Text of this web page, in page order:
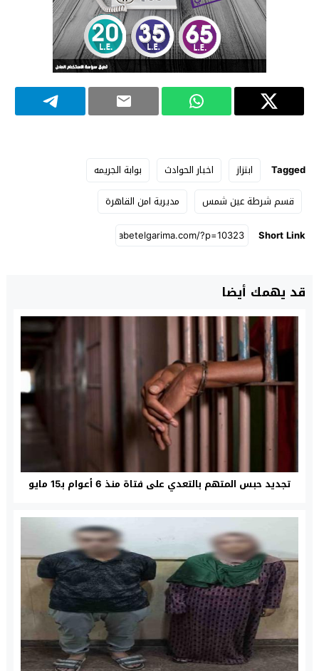
Tagged ابتزاز اخبار الحوادث
بوابة الجريمه
قسم شرطة عين شمس
مديرية امن القاهرة
Short Link
قد يهمك أيضا
تجديد حبس المتهم بالتعدي على فتاة منذ 6 أعوام بـ15 مايو